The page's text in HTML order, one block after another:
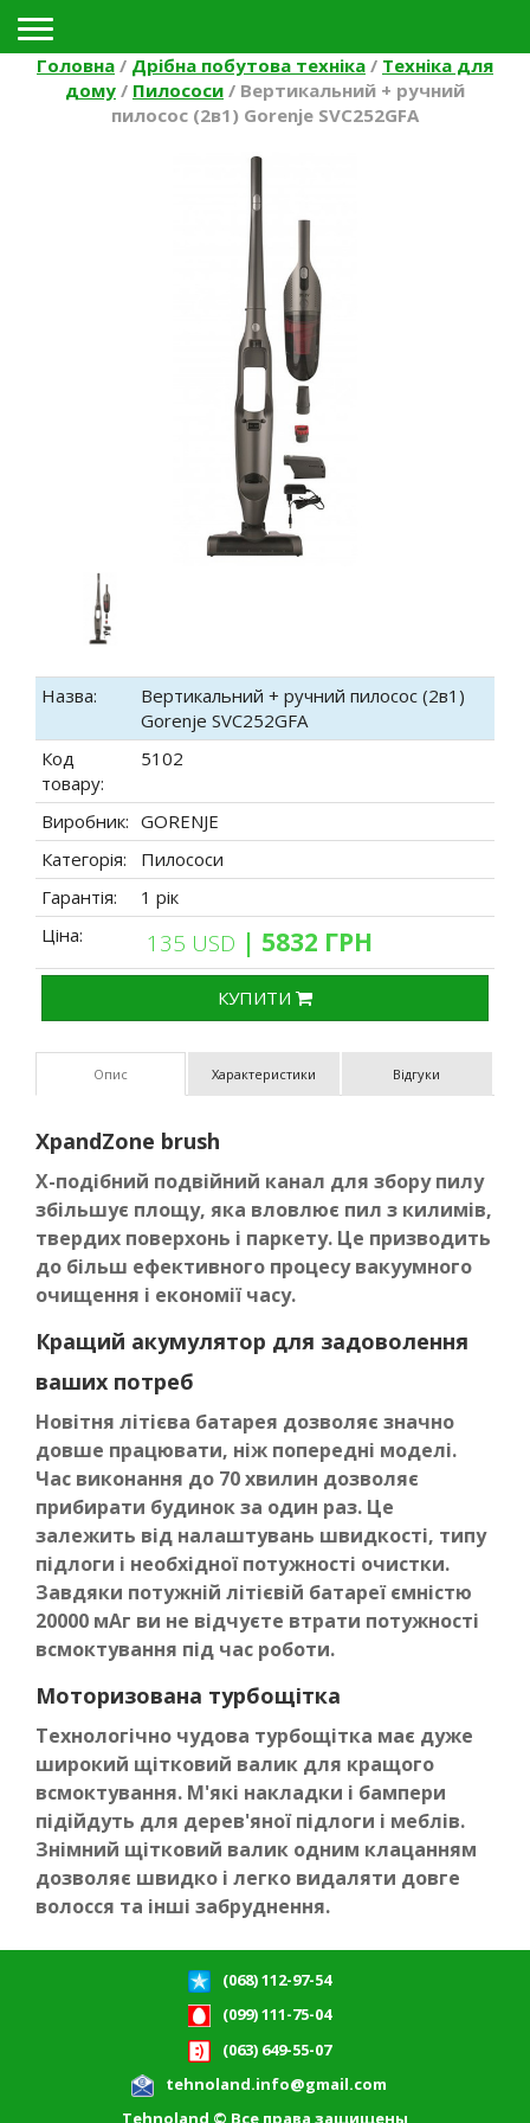
Головна / Дрібна побутова техніка / Техніка для
дому / Пилососи / Вертикальний + ручний
пилосос (2в1) Gorenje SVC252GFA
Назва:
Вертикальний + ручний пилосос (2в1)
Gorenje SVC252GFA
Код
товару:
5102
Виробник: GORENJE
Категорія:
Пилососи
Гарантія:
1 рік
Ціна:
135 USD | 5832 ГРН
КУПИТИ
Опис Характеристики Відгуки
XpandZone brush
Х-подібний подвійний канал для збору пилу
збільшує площу, яка вловлює пил з килимів,
твердих поверхонь і паркету. Це призводить
до більш ефективного процесу вакуумного
очищення і економії часу.
Кращий акумулятор для задоволення
ваших потреб
Новітня літієва батарея дозволяє значно
довше працювати, ніж попередні моделі.
Час виконання до 70 хвилин дозволяє
прибирати будинок за один раз. Це
залежить від налаштувань швидкості, типу
підлоги і необхідної потужності очистки.
Завдяки потужній літієвій батареї ємністю
20000 мАг ви не відчуєте втрати потужності
всмоктування під час роботи.
Моторизована турбощітка
Технологічно чудова турбощітка має дуже
широкий щітковий валик для кращого
всмоктування. М'які накладки і бампери
підійдуть для дерев'яної підлоги і меблів.
Знімний щітковий валик одним клацанням
дозволяє швидко і легко видаляти довге
волосся та інші забруднення.
(068) 112-97-54
(099) 111-75-04
(063) 649-55-07
tehnoland.info@gmail.com
Tehnoland © Все права защищены